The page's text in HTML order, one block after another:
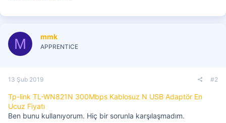
M mmk
APPRENTICE
13 Şub 2019 #2
Tp-link TL-WN821N 300Mbps Kablosuz N USB Adaptör En
Ucuz Fiyatı
Ben bunu kullanıyorum. Hiç bir sorunla karşılaşmadım.